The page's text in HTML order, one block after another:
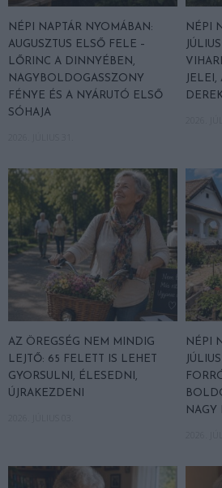
NÉPI NAPTÁR NYOMÁBAN:
AUGUSZTUS ELSŐ FELE –
LŐRINC A DINNYÉBEN,
NAGYBOLDOGASSZONY
FÉNYE ÉS A NYÁRUTÓ ELSŐ
SÓHAJA
NÉPI
AZ ÖREGSÉG NEM MINDIG
LEJTŐ: 65 FELETT IS LEHET
GYORSULNI, ÉLESEDNI,
ÚJRAKEZDENI
NÉPI
NAGY